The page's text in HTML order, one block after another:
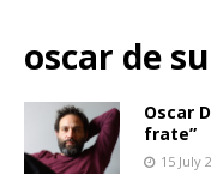
oscar de
Oscar
frate”
15 July